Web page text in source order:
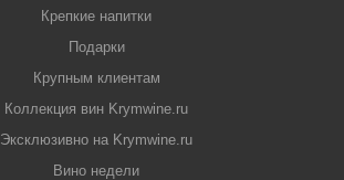
Крепкие напитки
Подарки
Крупным клиентам
Коллекция вин Krymwine.ru
Эксклюзивно на Krymwine.ru
Вино недели